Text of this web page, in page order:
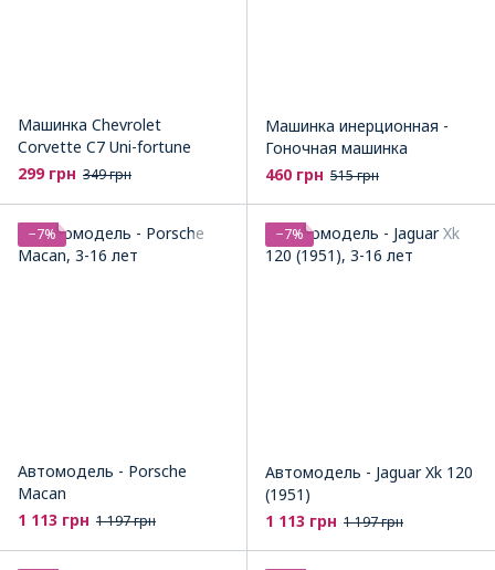
Машинка Chevrolet
Corvette C7 Uni-fortune
299 грн 349 грн
Машинка инерционная -
Гоночная машинка
460 грн 515 грн
−7%
Автомодель - Porsche
Macan
1 113 грн 1 197 грн
−7%
Автомодель - Jaguar Xk 120
(1951)
1 113 грн 1 197 грн